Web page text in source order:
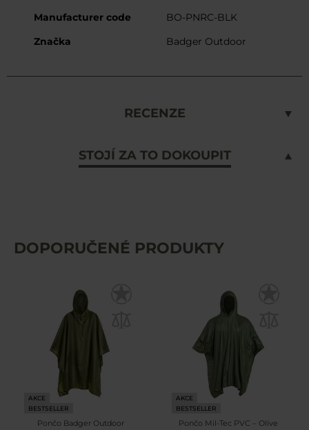
Manufacturer code
BO-PNRC-BLK
Značka
Badger Outdoor
RECENZE
STOJÍ ZA TO DOKOUPIT
DOPORUČENÉ PRODUKTY
AKCE
BESTSELLER
Pončo Badger Outdoor
AKCE
BESTSELLER
Pončo Mil-Tec PVC – Olive